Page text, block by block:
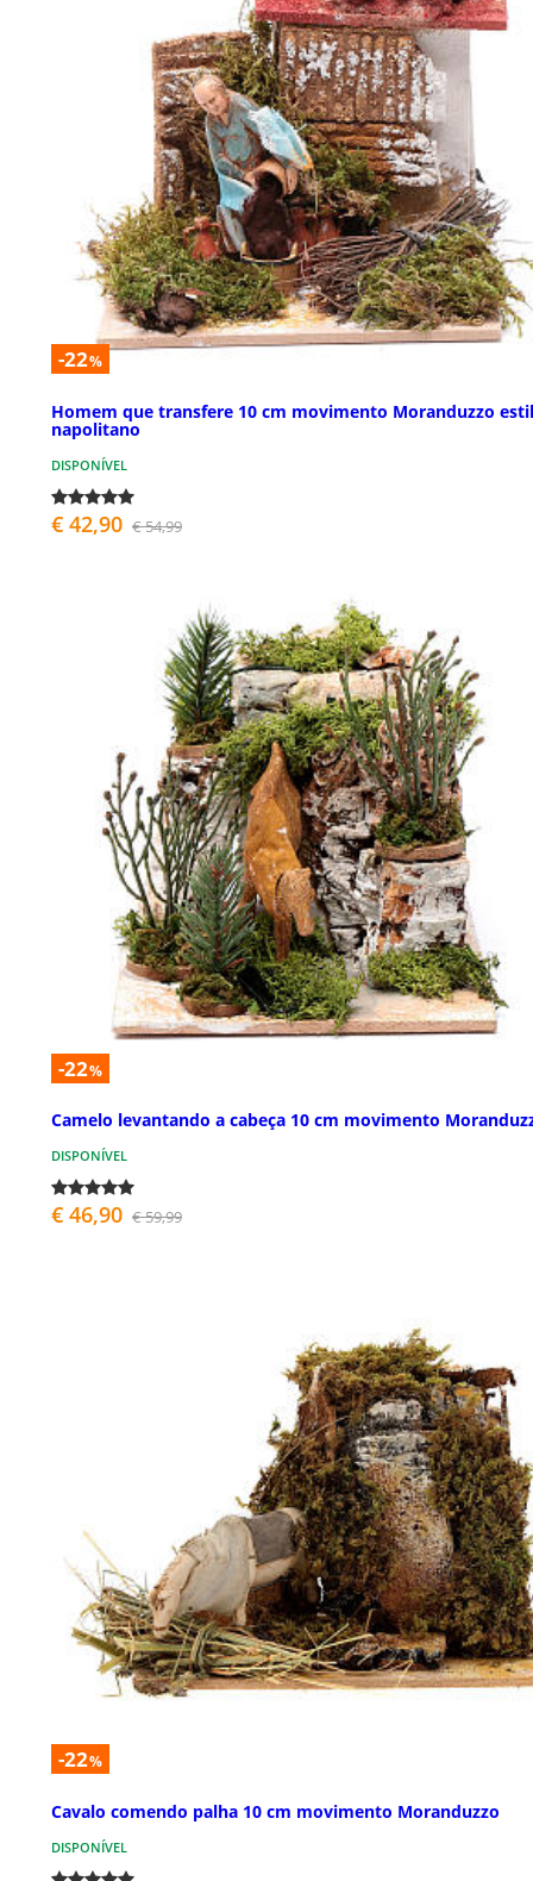
-22%
Homem que transfere 10 cm movimento Moranduzzo
napolitano
DISPONÍVEL
€ 42,90 € 54,99
-22%
Camelo levantando a cabeça 10 cm movimento
DISPONÍVEL
€ 46,90 € 59,99
-22%
Cavalo comendo palha 10 cm movimento Moranduzzo
DISPONÍVEL